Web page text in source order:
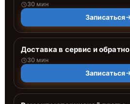
30 мин
Записаться
Доставка в сервис и обратно
30 мин
Записаться